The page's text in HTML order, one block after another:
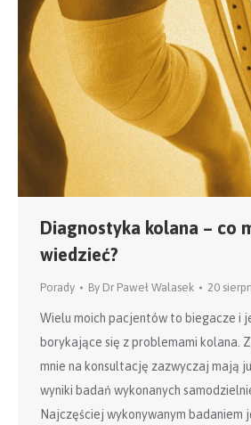
Diagnostyka kolana – co
wiedzieć?
Porady By Dr Paweł Walasek 20
Wielu moich pacjentów to biegacze i
borykające się z problemami kolana.
mnie na konsultację zazwyczaj mają
wyniki badań wykonanych
Najczęściej wykonywanym badaniem